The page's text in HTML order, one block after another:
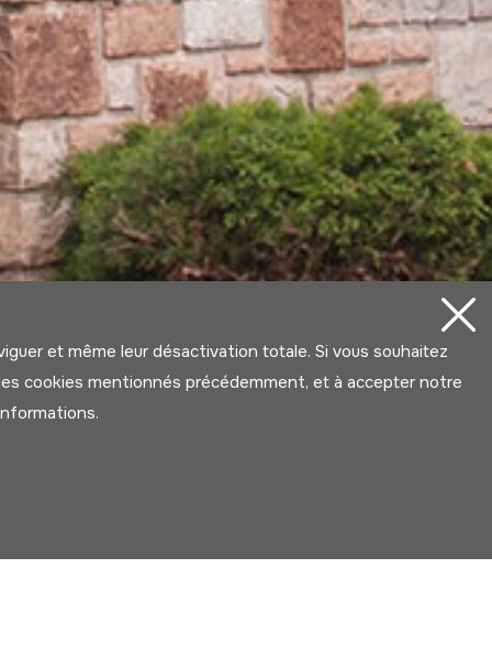
et même leur désactivation totale. Si vous souhaitez
cookies mentionnés précédemment, et à accepter notre